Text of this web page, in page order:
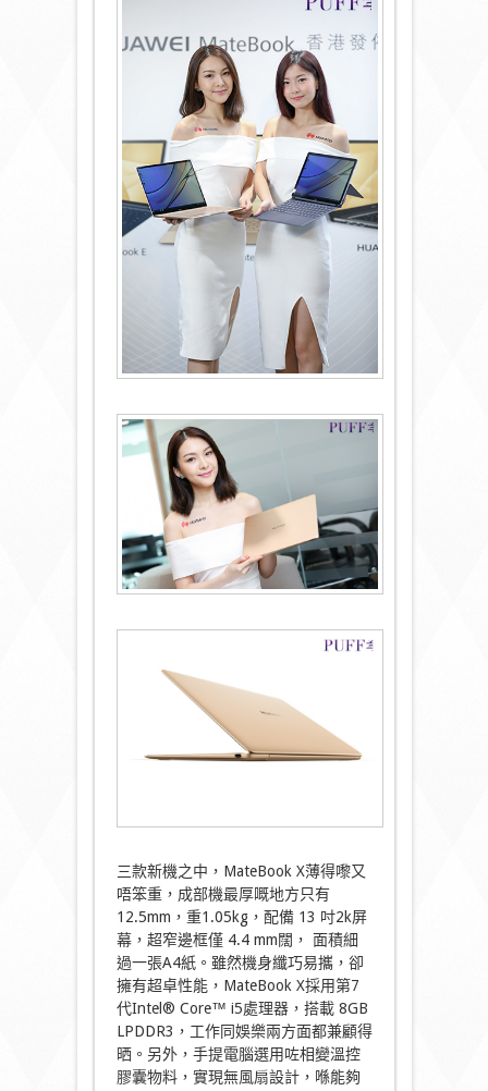
三款新機之中，MateBook X薄得嚟又
唔笨重，成部機最厚嘅地方只有
12.5mm，重1.05kg，配備 13 吋2k屏
幕，超窄邊框僅 4.4 mm闊， 面積細
過一張A4紙。雖然機身纖巧易攜，卻
擁有超卓性能，MateBook X採用第7
代Intel® Core™ i5處理器，搭載 8GB
LPDDR3，工作同娛樂兩方面都兼顧得
晒。另外，手提電腦選用咗相變溫控
膠囊物料，實現無風扇設計，喺能夠